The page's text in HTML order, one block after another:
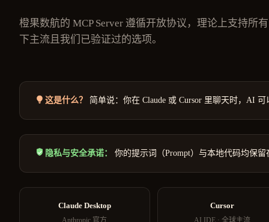
橙果数航的 MCP Server 遵循开放协议，理论上支持所
下主流且我们已验证过的选项。
这是什么？ 简单说：你在 Claude 或 Cursor 里聊天时，AI
隐私与安全承诺： 你的提示词（Prompt）与本地代码均保
Claude Desktop
Anthropic 官方
Cursor
AI IDE · 全球主流